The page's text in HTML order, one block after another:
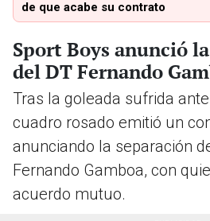
de que acabe su contrato
Sport Boys anunció
del DT Fernando
Tras la goleada sufrida
cuadro rosado emitió un
anunciando la separación
Fernando Gamboa, con
acuerdo mutuo.